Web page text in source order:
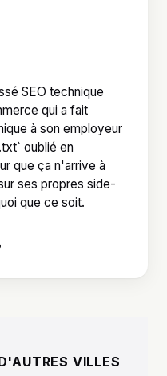
SEO technique
qui a fait
à son employeur
oublié en
que ça n'arrive à
ses propres side-
que ce soit.
VILLES